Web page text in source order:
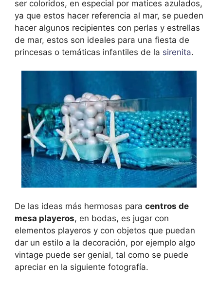
ser coloridos, en especial por matices azulados,
ya que estos hacer referencia al mar, se pueden
hacer algunos recipientes con perlas y estrellas
de mar, estos son ideales para una fiesta de
princesas o temáticas infantiles de la sirenita.
De las ideas más hermosas para centros de
mesa playeros, en bodas, es jugar con
elementos playeros y con objetos que puedan
dar un estilo a la decoración, por ejemplo algo
vintage puede ser genial, tal como se puede
apreciar en la siguiente fotografía.